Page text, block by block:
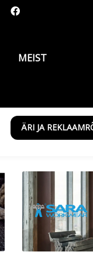
MEIST
ÄRI JA